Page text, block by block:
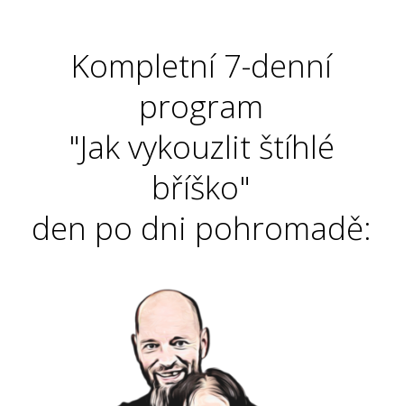
Kompletní 7-denní
program
"Jak vykouzlit štíhlé
bříško"
den po dni pohromadě: